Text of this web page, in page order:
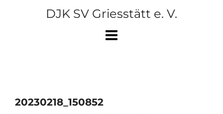
DJK SV Griesstätt e. V.
20230218_150852